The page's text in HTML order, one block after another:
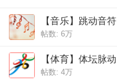
【音乐】跳动音符
帖数: 6万
【体育】体坛脉动
帖数: 4万